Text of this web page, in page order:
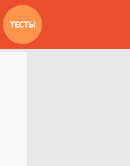
ТЕСТЫ